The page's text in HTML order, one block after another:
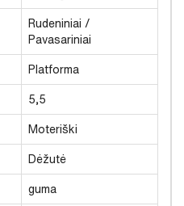
Rudeniniai /
Pavasariniai
Platforma
5,5
Moteriški
Dėžutė
guma